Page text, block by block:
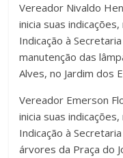
Vereador Nivaldo
inicia suas
Indicação à
manutenção das
Alves, no Jardim dos
Vereador Emerson
inicia suas
Indicação à
árvores da Praça do